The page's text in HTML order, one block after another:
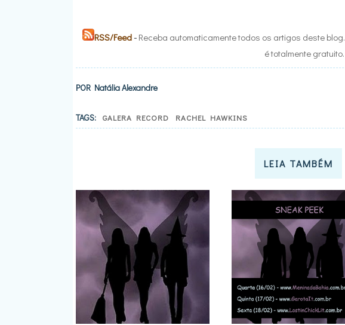
RSS/Feed- Receba automaticamente todos os artigos deste blog.
é totalmente gratuito.
POR Natália Alexandre
TAGS: GALERA RECORD RACHEL HAWKINS
LEIA TAMBÉM